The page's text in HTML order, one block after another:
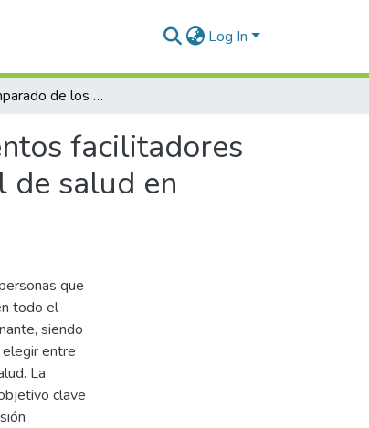
Log In
Análisis comparado de los elementos facilitadores y brechas en el camino al acceso y cobertura universal de salud en cuatro países de Latinoamérica
facilitadores
de salud en
que
todo el
siendo
entre
La
clave